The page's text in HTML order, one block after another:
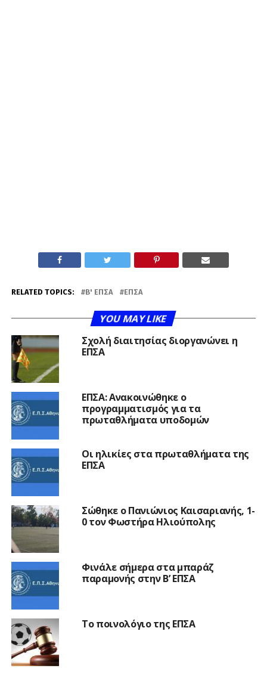
RELATED TOPICS: Β' ΕΠΣΑ ΕΠΣΑ
YOU MAY LIKE
Σχολή διαιτησίας διοργανώνει η
ΕΠΣΑ
ΕΠΣΑ: Ανακοινώθηκε ο
προγραμματισμός για τα
πρωταθλήματα υποδομών
Οι ηλικίες στα πρωταθλήματα της
ΕΠΣΑ
Σώθηκε ο Πανιώνιος Καισαριανής, 1-
0 τον Φωστήρα Ηλιούπολης
Φινάλε σήμερα στα μπαράζ
παραμονής στην Β’ ΕΠΣΑ
Το ποινολόγιο της ΕΠΣΑ